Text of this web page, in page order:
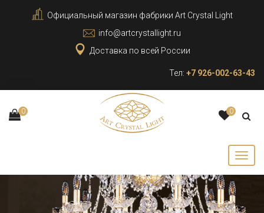
Официальный магазин фабрики Art Crystal Light
info@artcrystallight.ru
Доставка по всей России
Тел: +7 926-002-63-43
0 0